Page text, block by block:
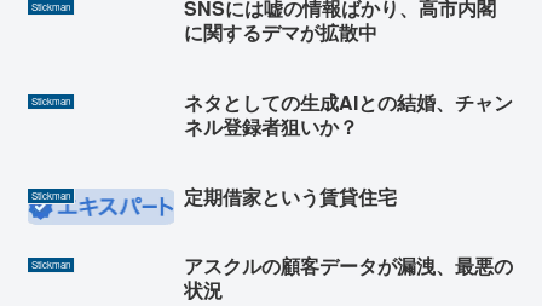
Stickman
SNSには嘘の情報ばかり、高市内閣
に関するデマが拡散中
Stickman
ネタとしての生成AIとの結婚、チャン
ネル登録者狙いか？
Stickman 定期借家という賃貸住宅
Stickman
アスクルの顧客データが漏洩、最悪の
状況